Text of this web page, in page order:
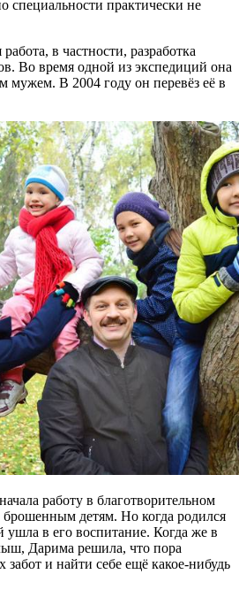
специальности практически не
в частности, разработка
Во время одной из экспедиций она
мужем. В 2004 году он перевёз её в
работу в благотворительном
детям. Но когда родился
ушла в его воспитание. Когда же в
Дарима решила, что пора
и найти себе ещё какое-нибудь